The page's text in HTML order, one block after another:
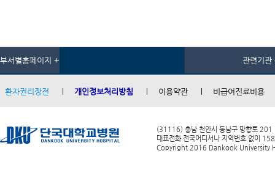
부서별홈페이지 + 관련기관
환자권리장전 개인정보처리방침 이용약관 비급여진료비용
(31116) 충남 천안시 동남구 망향로 201
대표전화 전국어디서나 지역번호 없이
Copyright 2016 Dankook University